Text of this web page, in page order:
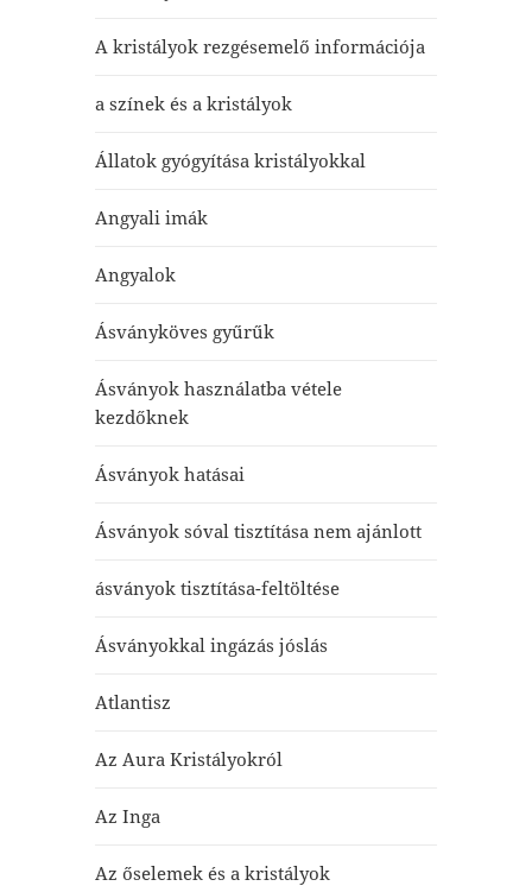
A kristályok rezgésemelő információja
a színek és a kristályok
Állatok gyógyítása kristályokkal
Angyali imák
Angyalok
Ásványköves gyűrűk
Ásványok használatba vétele
kezdőknek
Ásványok hatásai
Ásványok sóval tisztítása nem ajánlott
ásványok tisztítása-feltöltése
Ásványokkal ingázás jóslás
Atlantisz
Az Aura Kristályokról
Az Inga
Az őselemek és a kristályok